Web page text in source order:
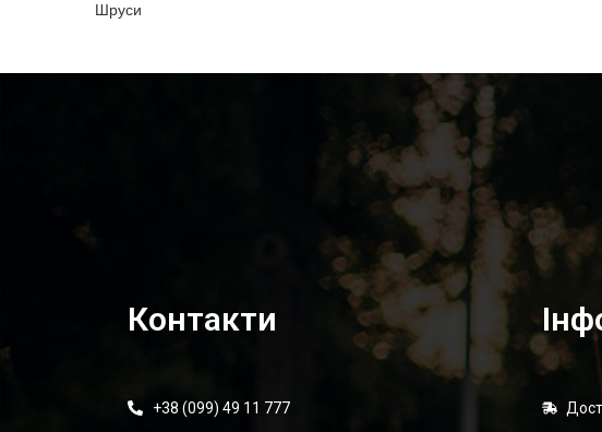
Шруси
Контакти
+38 (099) 49 11 777